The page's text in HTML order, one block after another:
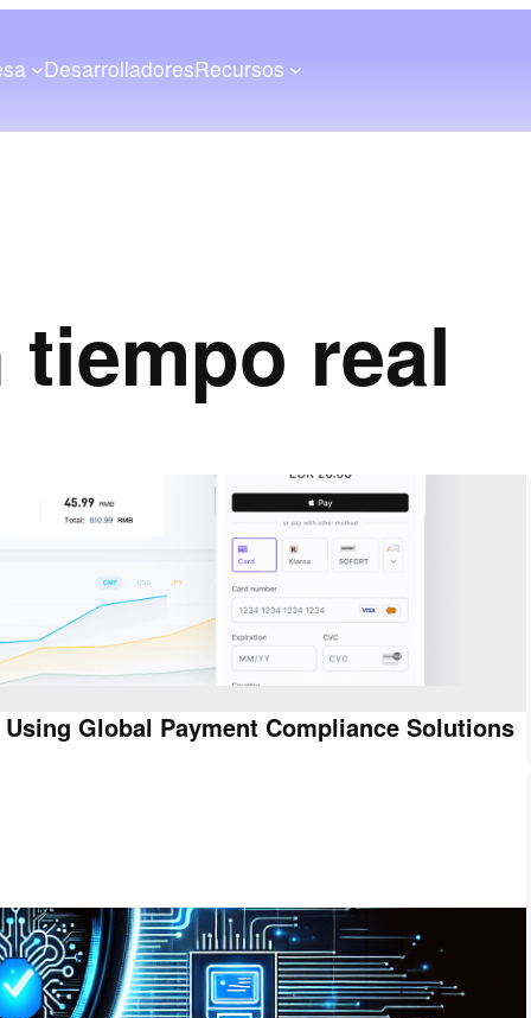
DesarrolladoresRecursos
real
Global Payment Compliance Solutions